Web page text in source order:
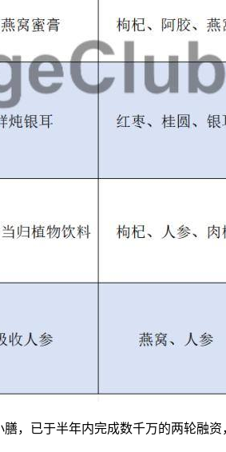
，已于半年内完成数千万的两轮融